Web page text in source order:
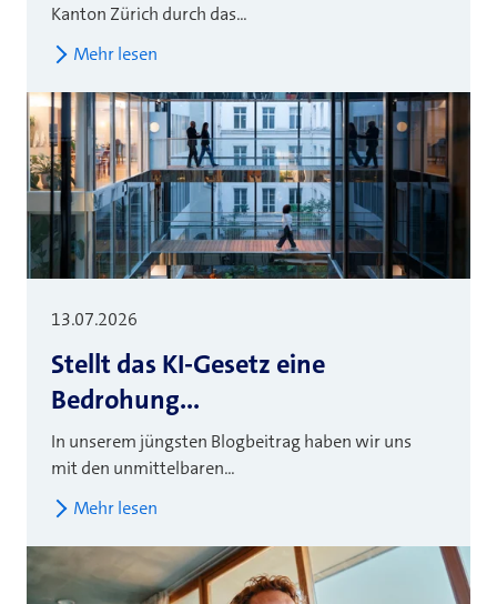
Kanton Zürich durch das...
Mehr lesen
13.07.2026
Stellt das KI-Gesetz eine
Bedrohung...
In unserem jüngsten Blogbeitrag haben wir uns
mit den unmittelbaren...
Mehr lesen